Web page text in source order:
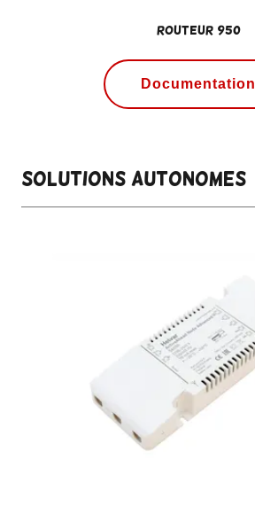
Routeur 950
Documentation
solutions autonomes